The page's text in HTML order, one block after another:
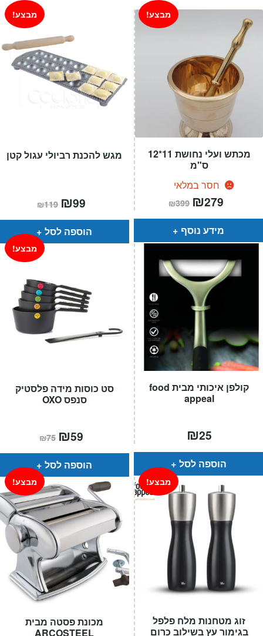
מגש להכנת רביולי עגול קטן
מבצע!
₪119 המחיר
המקורי
היה:
₪119.
₪99
הוא:
הוספה לסל
מכתש ועלי נחושת 11*12
ס"מ
חסר במלאי
מבצע!
₪399 המחיר
המקורי
היה:
₪399.
₪279
הוא:
מידע נוסף
סט כוסות מידה פלסטיק
סנפס OXO
מבצע!
₪75 המחיר
המקורי
היה:
₪75.
₪59
הוא:
הוספה לסל
קולפן איכותי מבית food
appeal
₪25
הוספה לסל
מכונת פסטה מבית
ARCOSTEEL
מבצע!
זוג מטחנות מלח פלפל
בגימור עץ בשילוב כרום
מבצע!